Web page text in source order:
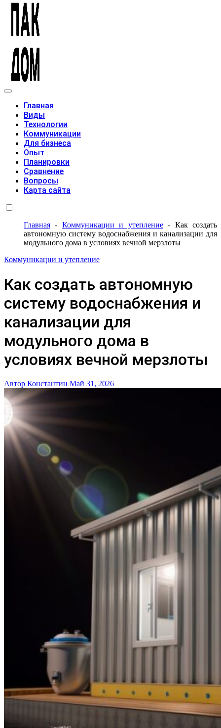
Главная
Виды
Технологии
Коммуникации
Для бизнеса
Опыт
Планировки
Сравнение
Вопросы
Карта сайта
Главная - Коммуникации и утепление- Как создать
автономную систему водоснабжения и канализации для
модульного дома в условиях вечной мерзлоты
Коммуникации и утепление
Как создать автономную
систему водоснабжения и
канализации для
модульного дома в
условиях вечной мерзлоты
Автор Константин Май 31, 2026